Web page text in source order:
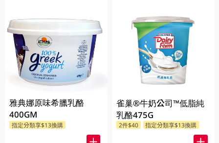
雅典娜原味希臘乳酪
400GM
指定分類享$13換購
雀巢®牛奶公司™低脂純
乳酪475G
2件$40 指定分類享$13換購